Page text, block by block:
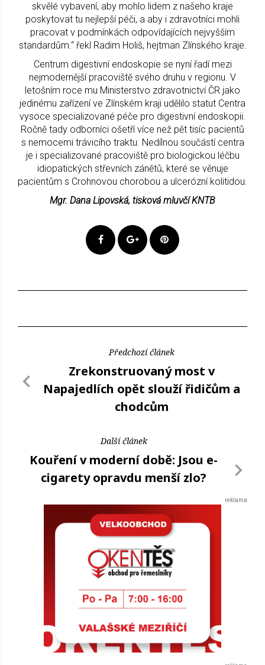
skvělé vybavení, aby mohlo lidem z našeho kraje
poskytovat tu nejlepší péči, a aby i zdravotníci mohli
pracovat v podmínkách odpovídajících nejvyšším
standardům.“ řekl Radim Holiš, hejtman Zlínského kraje.
Centrum digestivní endoskopie se nyní řadí mezi
nejmodernější pracoviště svého druhu v regionu. V
letošním roce mu Ministerstvo zdravotnictví ČR jako
jedinému zařízení ve Zlínském kraji udělilo statut Centra
vysoce specializované péče pro digestivní endoskopii.
Ročně tady odborníci ošetří více než pět tisíc pacientů
s nemocemi trávicího traktu. Nedílnou součástí centra
je i specializované pracoviště pro biologickou léčbu
idiopatických střevních zánětů, které se věnuje
pacientům s Crohnovou chorobou a ulcerózní kolitidou.
Mgr. Dana Lipovská, tisková mluvčí KNTB
Předchozí článek
Zrekonstruovaný most v
Napajedlích opět slouží řidičům a
chodcům
Další článek
Kouření v moderní době: Jsou e-
cigarety opravdu menší zlo?